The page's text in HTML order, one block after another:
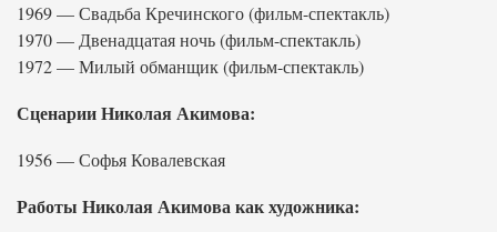
1969 — Свадьба Кречинского (фильм-спектакль)
1970 — Двенадцатая ночь (фильм-спектакль)
1972 — Милый обманщик (фильм-спектакль)
Сценарии Николая Акимова:
1956 — Софья Ковалевская
Работы Николая Акимова как художника: